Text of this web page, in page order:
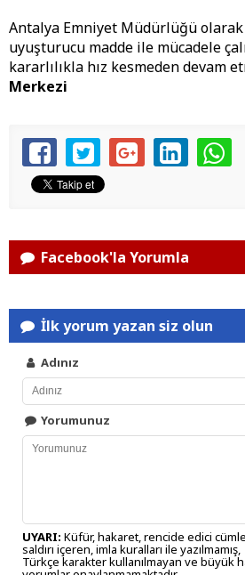
Antalya Emniyet Müdürlüğü
uyuşturucu madde ile mücadele
kararlılıkla hız kesmeden devam
Merkezi
Facebook'la Yorumla
İlk yorum yazan siz olun
Adınız
Yorumunuz
UYARI: Küfür, hakaret, rencide edici
saldırı içeren, imla kuralları ile yazılmamış,
Türkçe karakter kullanılmayan ve büyük